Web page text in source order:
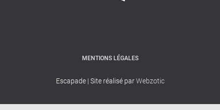
MENTIONS LÉGALES
Escapade | Site réalisé parWebzotic